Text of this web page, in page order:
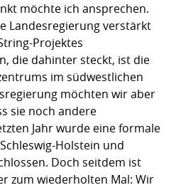
möchte ich ansprechen.
Landesregierung verstärkt
Projektes
die dahinter steckt, ist die
im südwestlichen
möchten wir aber
sie noch andere
Jahr wurde eine formale
Holstein und
Doch seitdem ist
zum wiederholten Mal: Wir